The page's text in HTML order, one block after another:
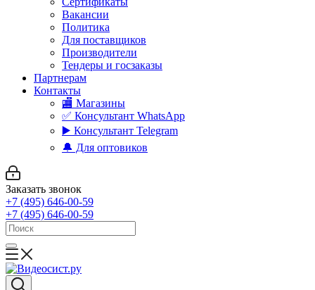
Вакансии
Политика
Для поставщиков
Производители
Тендеры и госзаказы
Партнерам
Контакты
🏬 Магазины
✅️ Консультант WhatsApp
▶️ Консультант Telegram
🔔 Для оптовиков
Заказать звонок
+7 (495) 646-00-59
+7 (495) 646-00-59